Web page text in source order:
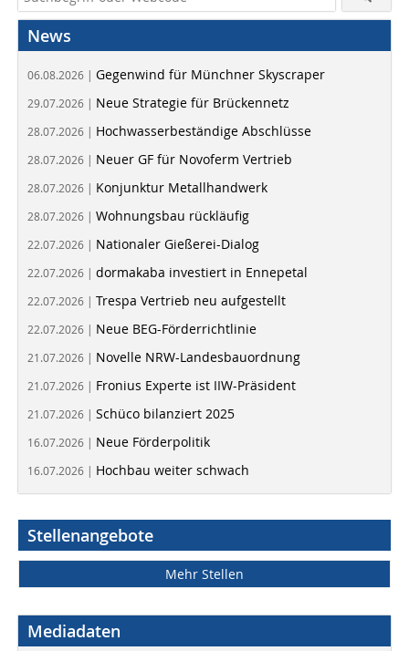
News
06.08.2026 | Gegenwind für Münchner Skyscraper
29.07.2026 | Neue Strategie für Brückennetz
28.07.2026 | Hochwasserbeständige Abschlüsse
28.07.2026 | Neuer GF für Novoferm Vertrieb
28.07.2026 | Konjunktur Metallhandwerk
28.07.2026 | Wohnungsbau rückläufig
22.07.2026 | Nationaler Gießerei-Dialog
22.07.2026 | dormakaba investiert in Ennepetal
22.07.2026 | Trespa Vertrieb neu aufgestellt
22.07.2026 | Neue BEG-Förderrichtlinie
21.07.2026 | Novelle NRW-Landesbauordnung
21.07.2026 | Fronius Experte ist IIW-Präsident
21.07.2026 | Schüco bilanziert 2025
16.07.2026 | Neue Förderpolitik
16.07.2026 | Hochbau weiter schwach
Stellenangebote
Mehr Stellen
Mediadaten